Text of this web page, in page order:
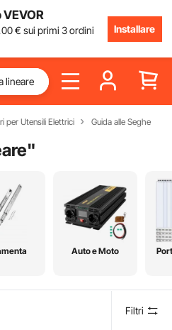
€ sui primi 3 ordini
Installare
per Utensili Elettrici Guida alle Seghe
"
Auto e Moto
Filtri